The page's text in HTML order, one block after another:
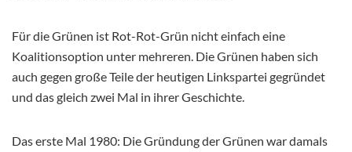
Für die Grünen ist Rot-Rot-Grün nicht einfach eine
Koalitionsoption unter mehreren. Die Grünen haben sich
auch gegen große Teile der heutigen Linkspartei gegründet
und das gleich zwei Mal in ihrer Geschichte.
Das erste Mal 1980: Die Gründung der Grünen war damals